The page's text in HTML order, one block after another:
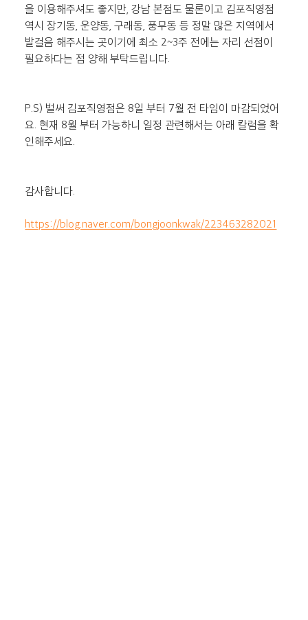
을 이용해주셔도 좋지만, 강남 본점도 물론이고 김포직영점
역시 장기동, 운양동, 구래동, 풍무동 등 정말 많은 지역에서
발걸음 해주시는 곳이기에 최소 2~3주 전에는 자리 선점이
필요하다는 점 양해 부탁드립니다.
P.S) 벌써 김포직영점은 8일 부터 7월 전 타임이 마감되었어
요. 현재 8월 부터 가능하니 일정 관련해서는 아래 칼럼을 확
인해주세요.
감사합니다.
https://blog.naver.com/bongjoonkwak/223463282021